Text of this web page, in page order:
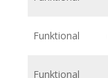
Funktional
Funktional